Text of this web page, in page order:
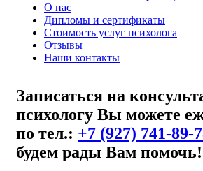
О нас
Дипломы и сертификаты
Стоимость услуг психолога
Отзывы
Наши контакты
Записаться на
психологу Вы можете
по тел.: +7 (927) 741-89-
будем рады Вам помочь!